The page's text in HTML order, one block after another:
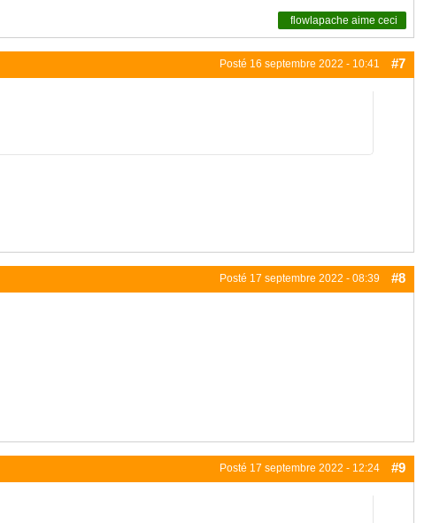
flowlapache aime ceci
Posté 16 septembre 2022 - 10:41 #7
Posté 17 septembre 2022 - 08:39 #8
Posté 17 septembre 2022 - 12:24 #9